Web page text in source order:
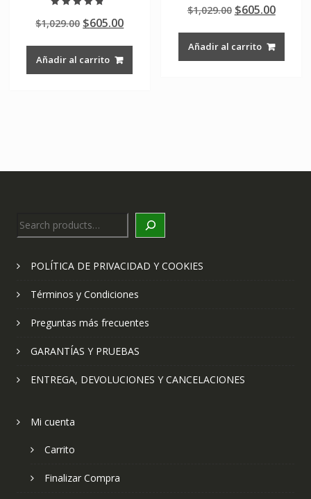
4.50
de 5
$1,029.00 Original
was:
$1,029.00.
$605.00Current
Añadir al carrito
5.00
de 5
$1,029.00 Original
was:
$1,029.00.
$605.00
Añadir al carrito
Search
POLÍTICA DE PRIVACIDAD Y COOKIES
Términos y Condiciones
Preguntas más frecuentes
GARANTÍAS Y PRUEBAS
ENTREGA, DEVOLUCIONES Y CANCELACIONES
Mi cuenta
Carrito
Finalizar Compra